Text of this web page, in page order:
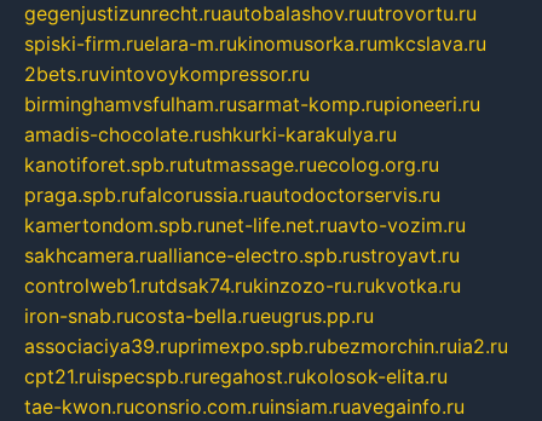
gegenjustizunrecht.ruautobalashov.ruutrovortu.ru
spiski-firm.ruelara-m.rukinomusorka.rumkcslava.ru
2bets.ruvintovoykompressor.ru
birminghamvsfulham.rusarmat-komp.rupioneeri.ru
amadis-chocolate.rushkurki-karakulya.ru
kanotiforet.spb.rututmassage.ruecolog.org.ru
praga.spb.rufalcorussia.ruautodoctorservis.ru
kamertondom.spb.runet-life.net.ruavto-vozim.ru
sakhcamera.rualliance-electro.spb.rustroyavt.ru
controlweb1.rutdsak74.rukinzozo-ru.rukvotka.ru
iron-snab.rucosta-bella.rueugrus.pp.ru
associaciya39.ruprimexpo.spb.rubezmorchin.ruia2.ru
cpt21.ruispecspb.ruregahost.rukolosok-elita.ru
tae-kwon.ruconsrio.com.ruinsiam.ruavegainfo.ru